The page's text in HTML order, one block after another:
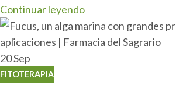
Continuar leyendo
20Sep
FITOTERAPIA